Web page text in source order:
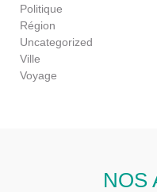
Politique
Région
Uncategorized
Ville
Voyage
NOS